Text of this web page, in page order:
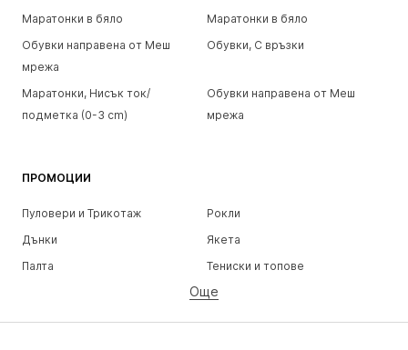
ПРОМОЦИИ
Пуловери и Трикотаж
Рокли
Дънки
Якета
Палта
Тениски и топове
Бельо
Още
Маратонки в бяло
Маратонки в бяло
Обувки направена от Меш
мрежа
Обувки, С връзки
Маратонки, Нисък ток/
подметка (0-3 cm)
Обувки направена от Меш
мрежа